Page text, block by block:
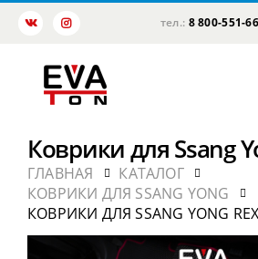
тел.: 8 800-551-
Коврики для Ssang
ГЛАВНАЯ
КАТАЛОГ
КОВРИКИ ДЛЯ SSANG YONG
КОВРИКИ ДЛЯ SSANG YONG